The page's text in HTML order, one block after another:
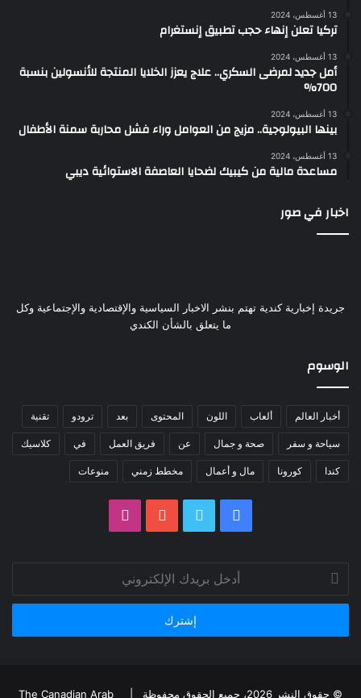
13 أغسطس، 2024
تركيا تعلن إنهاء حجب تطبيق إنستغرام
13 أغسطس، 2024
أمل جديد لمرضى السكري.. علاج يعزز الخلايا المنتجة للأنسولين بنسبة
700%
13 أغسطس، 2024
بينها البيولوجية.. مزيج من العوامل وراء فشل محاربة سمنة الأطفال
13 أغسطس، 2024
مساعدة مالية من كيبيك لضحايا العاصفة الاستوائية ديبي
اخبار في صور
جريدة إخبارية كندية تهتم بنشر الاخبار السياسية والإقتصادية والإجتماعية وكل
ما يتعلق بالشأن الكندي
الوسوم
أخبار العالم ألعاب اللون المحتوى بعد ترودو تقنية
سياحة و سفر صحة و جمال عن فريق العمل في كلاسيك
كندا كورونا مال و أعمال مخطط زمني منوعات
فيسبوك يوتيوب
بريدك
الإلكتروني
© حقوق النشر 2026، جميع الحقوق محفوظة | The Canadian Arab